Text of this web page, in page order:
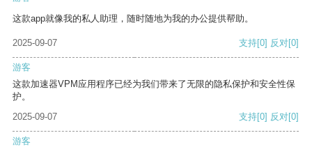
这款app就像我的私人助理，随时随地为我的办公提供帮助。
2025-09-07 支持[0] 反对[0]
游客
这款加速器VPM应用程序已经为我们带来了无限的隐私保护和安全性保
护。
2025-09-07
支持[0] 反对[0]
游客